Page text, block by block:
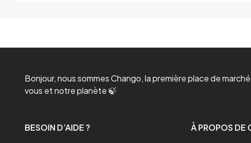
Bonjour, nous sommes Chango, la première place de
vous et notre planète 🍃
BESOIN D’AIDE ? À PROPOS DE